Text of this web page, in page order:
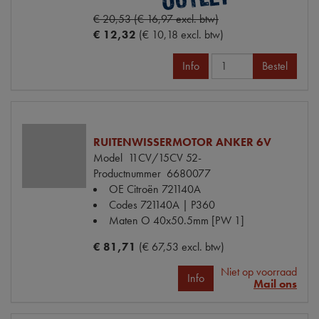
€ 20,53 (€ 16,97 excl. btw)
€ 12,32 (€ 10,18 excl. btw)
Info Bestel
RUITENWISSERMOTOR ANKER 6V
Model 11CV/15CV 52-
Productnummer 6680077
OE Citroën 721140A
Codes 721140A | P360
Maten O 40x50.5mm [PW 1]
€ 81,71 (€ 67,53 excl. btw)
Info
Niet op voorraad
Mail ons